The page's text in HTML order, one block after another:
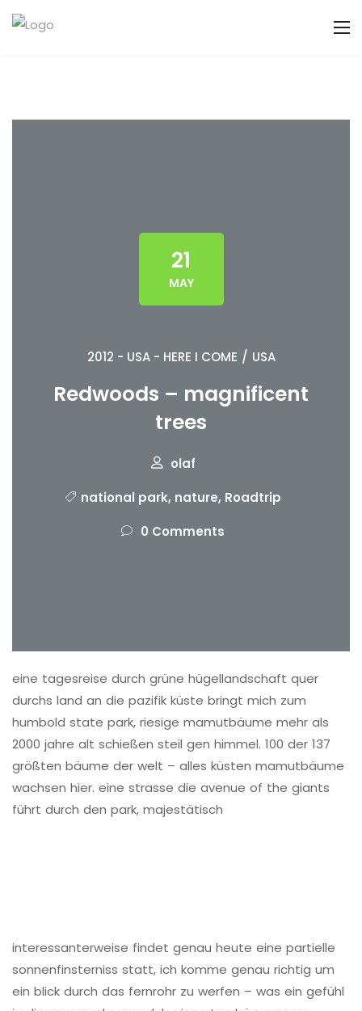
21
MAY
2012 - USA - HERE I COME / USA
Redwoods – magnificent
trees
olaf
national park, nature, Roadtrip
0 Comments
eine tagesreise durch grüne hügellandschaft quer
durchs land an die pazifik küste bringt mich zum
humbold state park, riesige mamutbäume mehr als
2000 jahre alt schießen steil gen himmel. 100 der 137
größten bäume der welt – alles küsten mamutbäume
wachsen hier. eine strasse die avenue of the giants
führt durch den park, majestätisch
interessanterweise findet genau heute eine partielle
sonnenfinsterniss statt, ich komme genau richtig um
ein blick durch das fernrohr zu werfen – was ein gefühl